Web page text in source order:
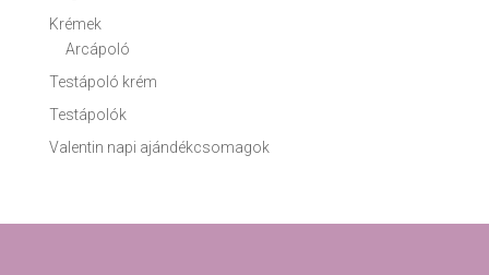
Krémek
Arcápoló
Testápoló krém
Testápolók
Valentin napi ajándékcsomagok